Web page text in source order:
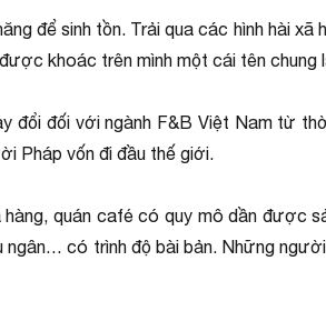
để sinh tồn. Trải qua các hình hài
khoác trên mình một cái tên
đổi đối với ngành F&B Việt Nam từ
Pháp vốn đi đầu thế giới.
hàng, quán café có quy mô dần
ngân… có trình độ bài bản. Những